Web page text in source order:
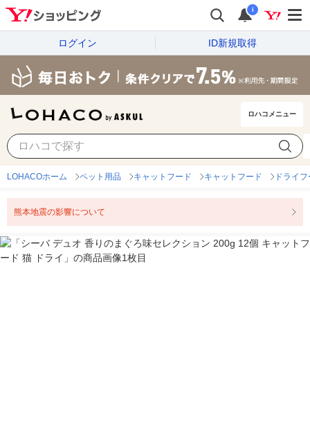
i
ログイン ID新規取得
ロハコメニュー
LOHACOホーム ペット用品 キャットフード キャットフード ドライ
熊本地震の影響について